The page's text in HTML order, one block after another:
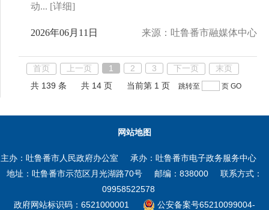
动... [详细]
2026年06月11日 来源：吐鲁番市融媒体中心
首页 上一页 1 2 3 下一页
末页
共 139 条
共 14 页 当前第 1 页 跳转至 页 GO
网站地图
主办：吐鲁番市人民政府办公室
承办：吐鲁番市电子政务服务中心
地址：吐鲁番市示范区月光湖路70号
邮编：838000
联系方式：
09958522578
政府网站标识码：6521000001
公安备案号65210099004-